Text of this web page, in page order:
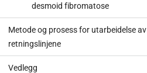
desmoid fibromatose
Metode og prosess for utarbeidelse av
retningslinjene
Vedlegg